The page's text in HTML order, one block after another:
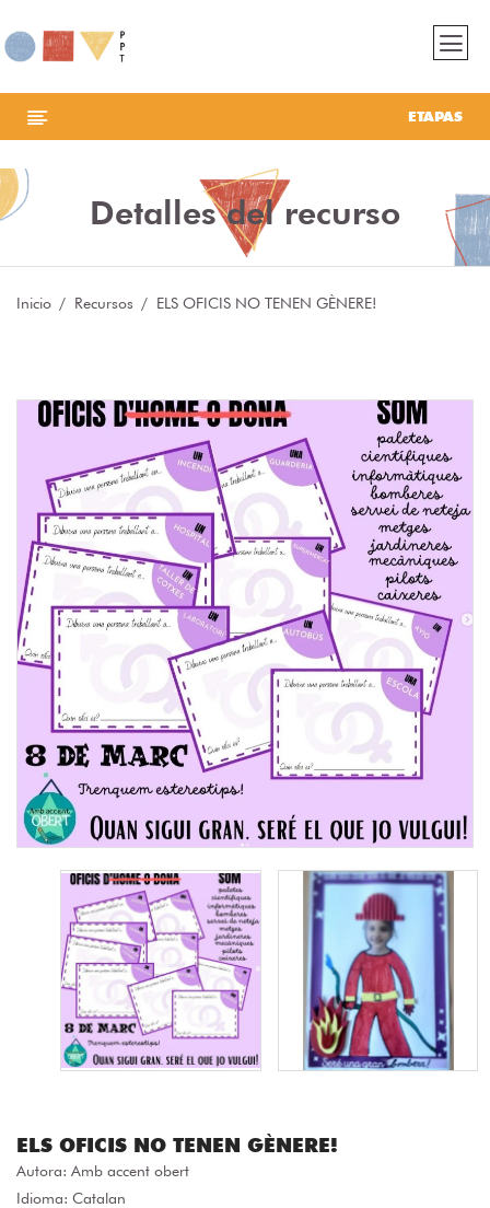
ETAPAS
Detalles del recurso
Inicio Recursos ELS OFICIS NO TENEN GÈNERE!
ELS OFICIS NO TENEN GÈNERE!
Autora: Amb accent obert
Idioma: Catalan